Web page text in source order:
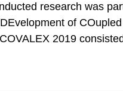
research was
of
2019
Technical University of